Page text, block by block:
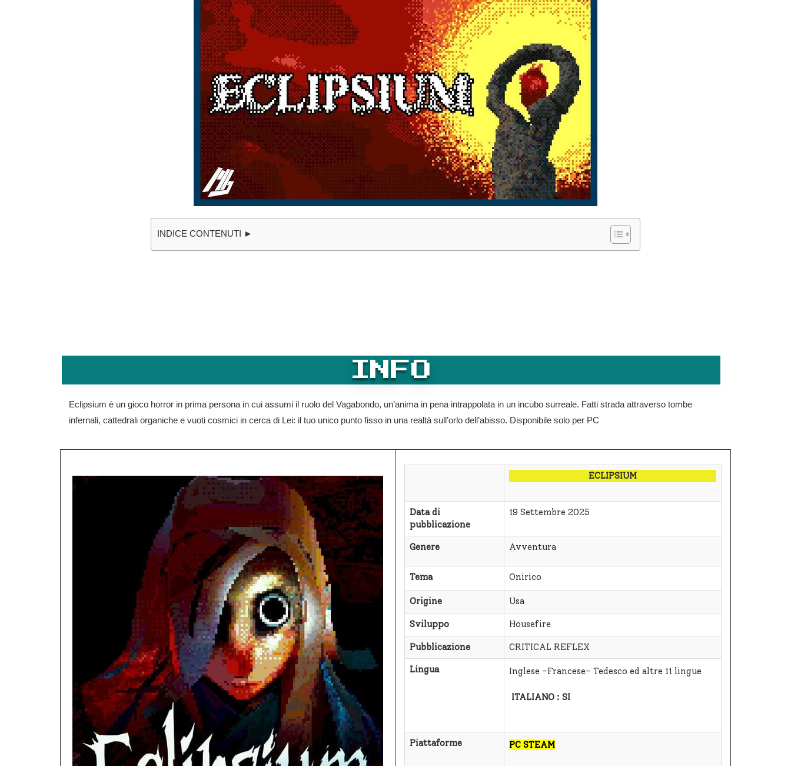
INDICE CONTENUTI ►
INFO
Eclipsium è un gioco horror in prima persona in cui assumi il ruolo del Vagabondo, un’anima in pena intrappolata in un incubo surreale. Fatti strada attraverso tombe
infernali, cattedrali organiche e vuoti cosmici in cerca di Lei: il tuo unico punto fisso in una realtà sull’orlo dell’abisso. Disponibile solo per PC
ECLIPSIUM
Data di
pubblicazione
19 Settembre 2025
Genere Avventura
Tema Onirico
Origine Usa
Sviluppo Housefire
Pubblicazione CRITICAL REFLEX
Lingua Inglese -Francese- Tedesco ed altre 11 lingue
ITALIANO : SI
Piattaforme PC STEAM